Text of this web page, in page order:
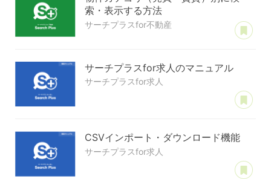
索・表示する方法
サーチプラスfor不動産
サーチプラスfor求人のマニュアル
サーチプラスfor求人
CSVインポート・ダウンロード機能
サーチプラスfor求人